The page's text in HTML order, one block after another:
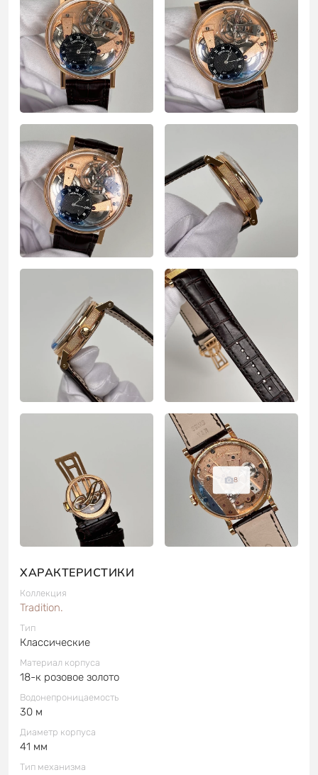
8
ХАРАКТЕРИСТИКИ
Коллекция
Tradition.
Тип
Классические
Материал корпуса
18-к розовое золото
Водонепроницаемость
30 м
Диаметр корпуса
41 мм
Тип механизма